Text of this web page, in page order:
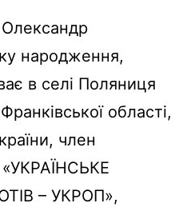
народження,
в селі Поляниця
області,
член
– УКРОП»,